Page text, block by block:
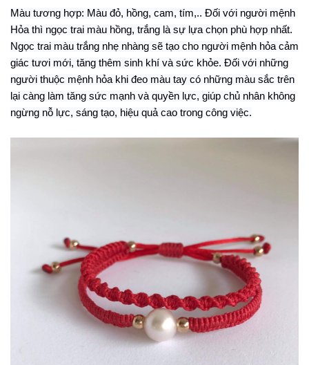
Màu tương hợp: Màu đỏ, hồng, cam, tím,.. Đối với người mệnh
Hỏa thì ngọc trai màu hồng, trắng là sự lựa chọn phù hợp nhất.
Ngọc trai màu trắng nhẹ nhàng sẽ tạo cho người mệnh hỏa cảm
giác tươi mới, tăng thêm sinh khí và sức khỏe. Đối với những
người thuộc mệnh hỏa khi đeo màu tay có những màu sắc trên
lại càng làm tăng sức mạnh và quyền lực, giúp chủ nhân không
ngừng nỗ lực, sáng tạo, hiệu quả cao trong công việc.